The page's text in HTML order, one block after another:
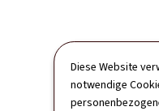
Diese Website
notwendige